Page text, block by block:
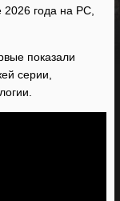
года на PC,
показали
серии,